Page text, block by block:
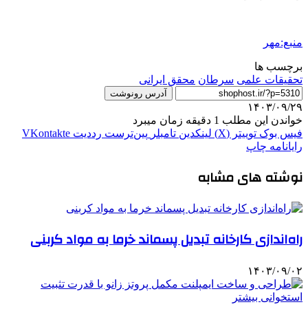
منبع:مهر
برچسب ها
تحقیقات علمی سرطان محقق ایرانی
آدرس رونوشت
۱۴۰۳/۰۹/۲۹
خواندن این مطلب 1 دقیقه زمان میبرد
فیس بوک توییتر (X) لینکدین ‫تامبلر ‫پین‌ترست ‫رددیت ‫VKontakte
رایانامه چاپ
نوشته های مشابه
راه‌اندازی کارخانه تبدیل پسماند خرما به مواد کربنی
۱۴۰۳/۰۹/۰۲